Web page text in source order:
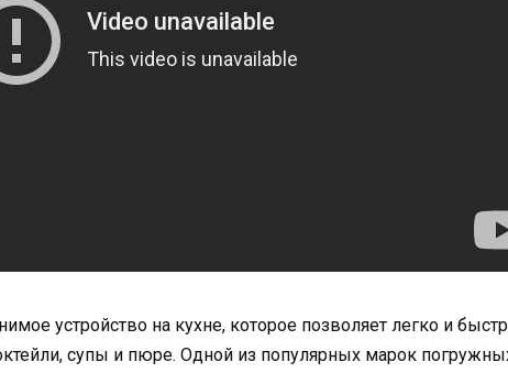
устройство на кухне, которое позволяет легко и
супы и пюре. Одной из популярных марок